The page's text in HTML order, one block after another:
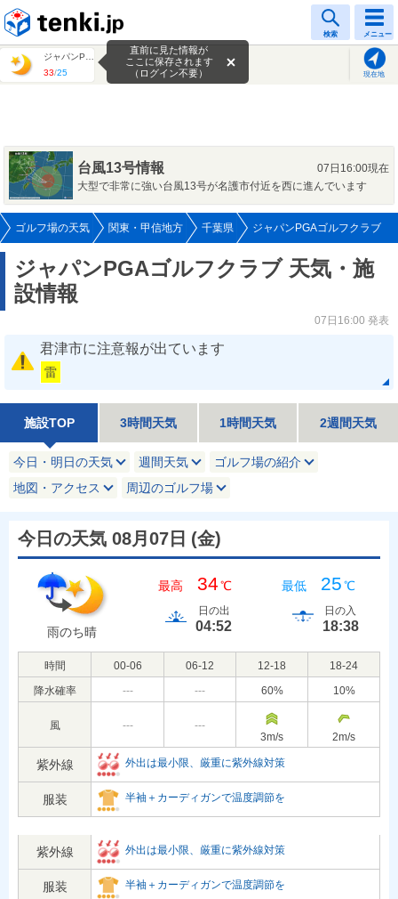
検索 メニュー
33/25 現在地
直前に見た情報が
ここに保存されます
（ログイン不要）
台風13号情報
07日16:00現在
大型で非常に強い台風13号が名護市付近を西に進んでいます
ゴルフ場の天気 関東・甲信地方 千葉県 ジャパンPGAゴルフクラブ
ジャパンPGAゴルフクラブ 天気・施
設情報
07日16:00 発表
君津市に注意報が出ています
雷
施設TOP 3時間天気 1時間天気 2週間天気
今日・明日の天気 週間天気
ゴルフ場の紹介
地図・アクセス
周辺のゴルフ場
今日の天気 08月07日 (金)
雨のち晴
最高 34℃ 最低 25℃
日の出
04:52
日の入
18:38
時間 00-06 06-12 12-18
18-24
降水確率
--- --- 60% 10%
風 ---
---
3m/s 2m/s
紫外線 外出は最小限、厳重に紫外線対策
服装 半袖＋カーディガンで温度調節を
紫外線 外出は最小限、厳重に紫外線対策
服装 半袖＋カーディガンで温度調節を